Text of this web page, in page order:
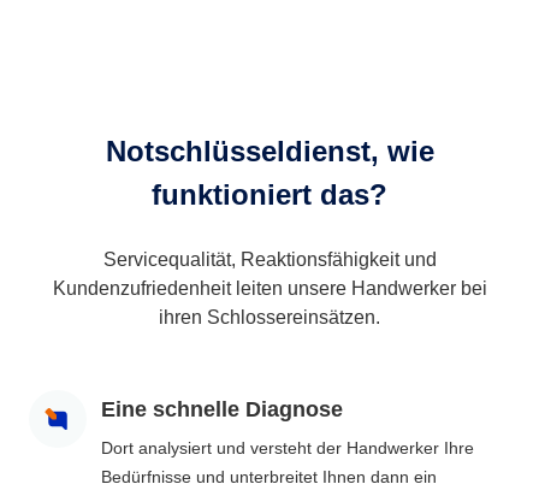
Notschlüsseldienst, wie
funktioniert das?
Servicequalität, Reaktionsfähigkeit und
Kundenzufriedenheit leiten unsere Handwerker bei
ihren Schlossereinsätzen.
Eine schnelle Diagnose
Dort analysiert und versteht der Handwerker Ihre
Bedürfnisse und unterbreitet Ihnen dann ein